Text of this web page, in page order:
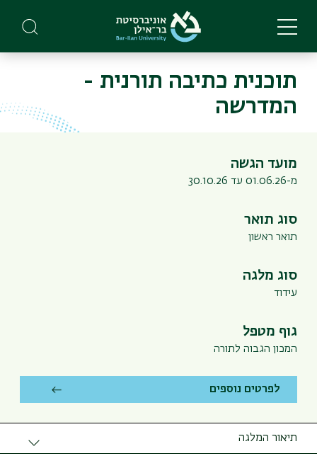
main
תוכנית כתיבה תורנית -
המדרשה
מועד הגשה
מ-01.06.26 עד 30.10.26
סוג תואר
תואר ראשון
סוג מלגה
עידוד
גוף מטפל
המכון הגבוה לתורה
לפרטים נוספים
תיאור המלגה